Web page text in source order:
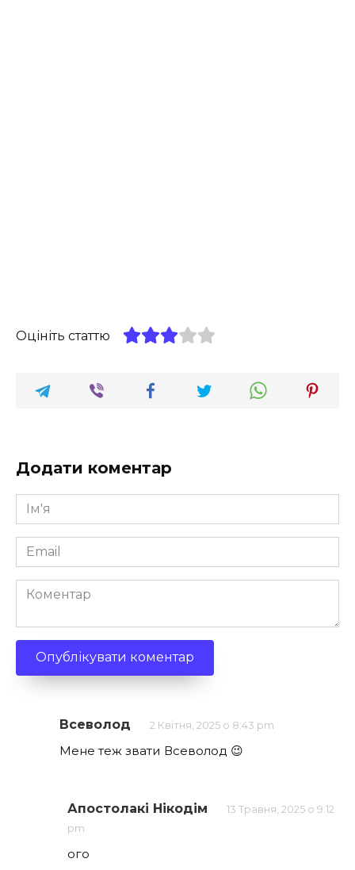
Оцініть статтю
Додати коментар
Ім'я
*
Email
*
Коментар
Всеволод 2 Квітня, 2025 о 8:43 pm
Мене теж звати Всеволод 😉
Апостолакі Нікодім
13 Травня, 2025 о 9:12
pm
ого